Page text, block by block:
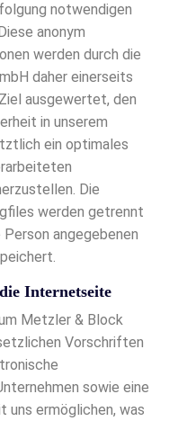
notwendigen
anonym
werden durch die
daher einerseits
ausgewertet, den
in unserem
ein optimales
Die
werden getrennt
angegebenen
Internetseite
Metzler & Block
Vorschriften
sowie eine
uns ermöglichen, was